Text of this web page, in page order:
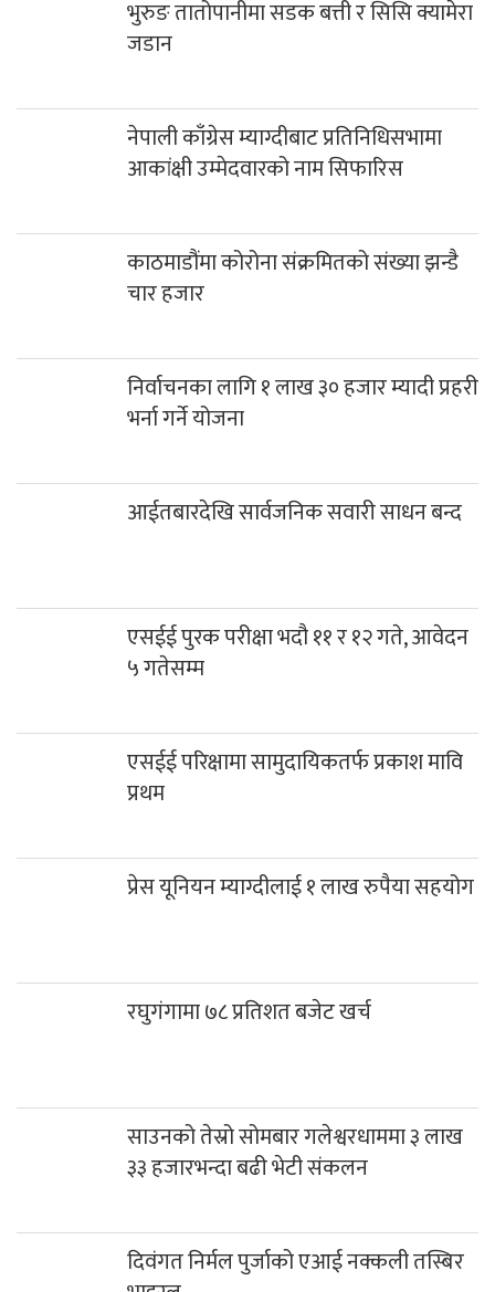
भुरुङ तातोपानीमा सडक बत्ती र सिसि क्यामेरा
जडान
नेपाली काँग्रेस म्याग्दीबाट प्रतिनिधिसभामा
आकांक्षी उम्मेदवारको नाम सिफारिस
काठमाडौंमा कोरोना संक्रमितको संख्या झन्डै
चार हजार
निर्वाचनका लागि १ लाख ३० हजार म्यादी प्रहरी
भर्ना गर्ने योजना
आईतबारदेखि सार्वजनिक सवारी साधन बन्द
एसईई पुरक परीक्षा भदौ ११ र १२ गते, आवेदन
५ गतेसम्म
एसईई परिक्षामा सामुदायिकतर्फ प्रकाश मावि
प्रथम
प्रेस यूनियन म्याग्दीलाई १ लाख रुपैया सहयोग
रघुगंगामा ७८ प्रतिशत बजेट खर्च
साउनको तेस्रो सोमबार गलेश्वरधाममा ३ लाख
३३ हजारभन्दा बढी भेटी संकलन
दिवंगत निर्मल पुर्जाको एआई नक्कली तस्बिर
भाइरल